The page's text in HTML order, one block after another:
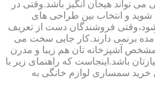
تواند هیجان انگیز باشد.وقتی در
و انتخاب بین طراحی های
فروشندگان دست از تعریف
آمده برنمی دارند.کار جایی سخت می
مشخص آشپزخانه تان هم زیبا و مدرن
باشد.اینجاست که راهنمای زیر با
سمساری لوازم خانگی به